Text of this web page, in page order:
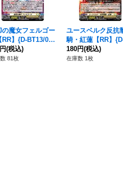
の魔女フェルゴー
RR】{D-BT13/03
テルサンクチュ
》
(税込)
81枚
ユースベルク反抗
騎・紅蓮【RR】
11/072}《ケテルサ
クチュアリ》
180円(税込)
在庫数 1枚